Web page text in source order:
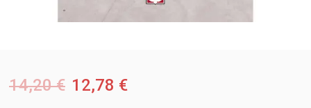
14,20€ 12,78 €